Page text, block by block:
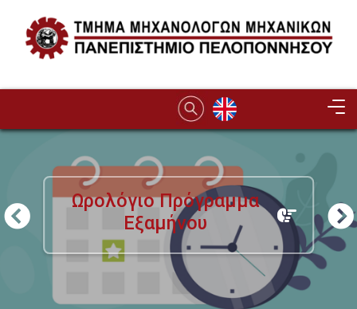
Image
Ωρολόγιο Πρόγραμμα
Εξαμήνου